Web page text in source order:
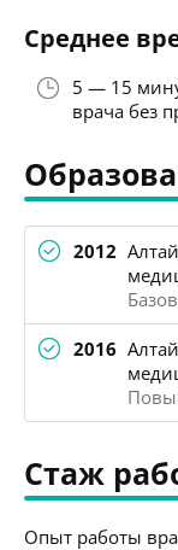
Среднее
5 — 15
врача без
2012
2016
Стаж
Опыт работы